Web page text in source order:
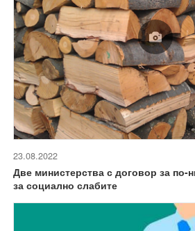
23.08.2022
Две министерства с договор за по-
за социално слабите